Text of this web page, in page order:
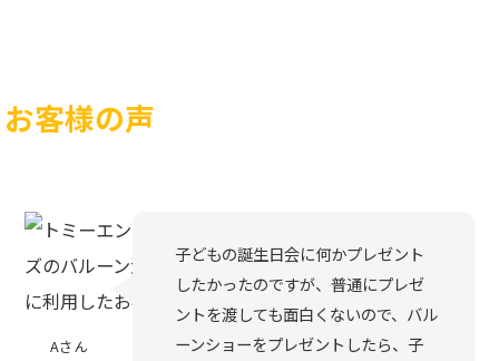
お客様の声
Aさん
子どもの誕生日会に何かプレゼント
したかったのですが、普通にプレゼ
ントを渡しても面白くないので、バル
ーンショーをプレゼントしたら、子